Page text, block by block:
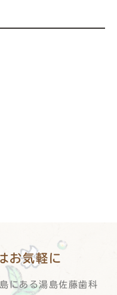
お気軽に
にある湯島佐藤歯科